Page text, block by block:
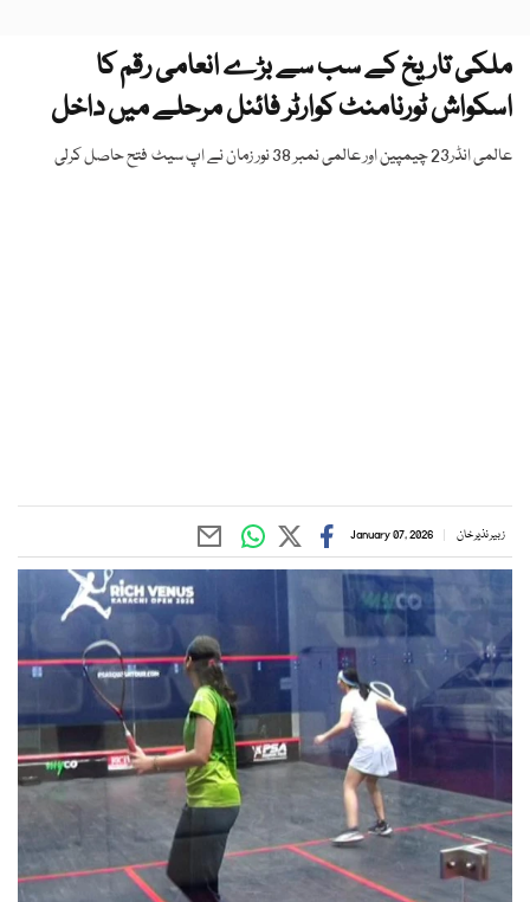
ملکی تاریخ کے سب سے بڑے انعامی رقم کا
اسکواش ٹورنامنٹ کوارٹر فائنل مرحلے میں داخل
عالمی انڈر23 چیمپین اور عالمی نمبر 38 نور زمان نے اپ سیٹ فتح حاصل کرلی
زبیر نذیر خان January 07, 2026